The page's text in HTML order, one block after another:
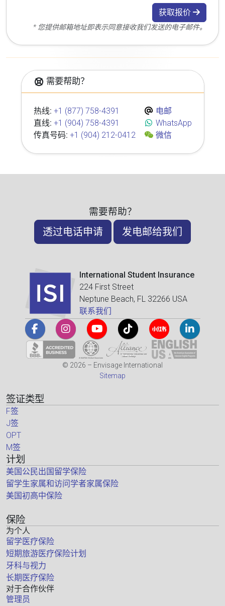
获取报价
* 您提供邮箱地址即表示同意接收我们发送的电子邮件。
需要帮助？
热线: +1 (877) 758-4391
直线: +1 (904) 758-4391
传真号码: +1 (904) 212-0412
电邮
WhatsApp
微信
需要帮助？
透过电话申请 发电邮给我们
International Student Insurance
224 First Street
Neptune Beach, FL 32266 USA
联系我们
© 2026 – Envisage International
Sitemap
签证类型
F签
J签
OPT
M签
计划
美国公民出国留学保险
留学生家属和访问学者家属保险
美国初高中保险
保险
为个人
留学医疗保险
短期旅游医疗保险计划
牙科与视力
长期医疗保险
对于合作伙伴
管理员